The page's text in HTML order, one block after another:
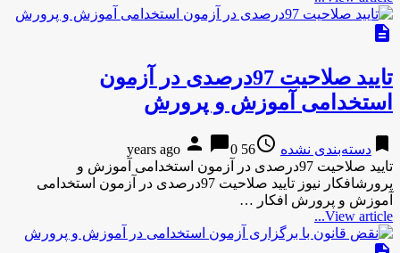
description
تایید صلاحیت 97درصدی در آزمون
استخدامی آموزش و پرورش
bookmark دسته‌بندی نشده access_time
56 years ago
person chat_bubble0
تایید صلاحیت 97درصدی در آزمون استخدامی آموزش و
پرورشافکار نیوز تایید صلاحیت 97درصدی در آزمون استخدامی
آموزش و پرورش افکار …
View article...